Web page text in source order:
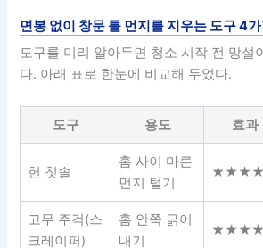
면봉 없이 창문 틀 먼지를 지우는 도구 4
도구를 미리 알아두면 청소 시작 전 망설
다. 아래 표로 한눈에 비교해 두었다.
도구 용도 효과
헌 칫솔
홈 사이 마른
먼지 털기
고무 주걱(스
크레이퍼)
홈 안쪽 긁어
내기